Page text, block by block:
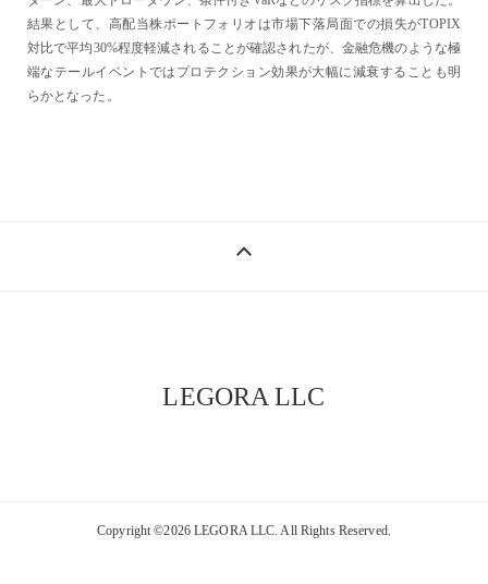
結果として、高配当株ポートフォリオは市場下落局面での損失がTOPIX
対比で平均30%程度軽減されることが確認されたが、金融危機のような極
端なテールイベントではプロテクション効果が大幅に減衰することも明
らかとなった。
keyboard_control_key
LEGORA LLC
Copyright ©2026 LEGORA LLC. All Rights Reserved.